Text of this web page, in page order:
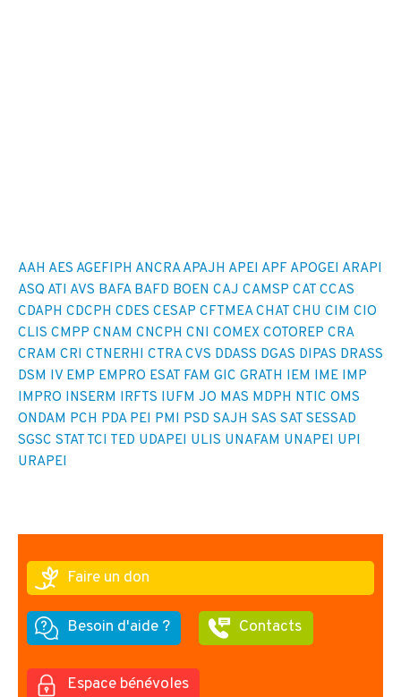
AAH AES AGEFIPH ANCRA APAJH APEI APF APOGEI ARAPI
ASQ ATI AVS BAFA BAFD BOEN CAJ CAMSP CAT CCAS
CDAPH CDCPH CDES CESAP CFTMEA CHAT CHU CIM CIO
CLIS CMPP CNAM CNCPH CNI COMEX COTOREP CRA
CRAM CRI CTNERHI CTRA CVS DDASS DGAS DIPAS DRASS
DSM IV EMP EMPRO ESAT FAM GIC GRATH IEM IME IMP
IMPRO INSERM IRFTS IUFM JO MAS MDPH NTIC OMS
ONDAM PCH PDA PEI PMI PSD SAJH SAS SAT SESSAD
SGSC STAT TCI TED UDAPEI ULIS UNAFAM UNAPEI UPI
URAPEI
Faire un don
Besoin d'aide ? Contacts
Espace bénévoles